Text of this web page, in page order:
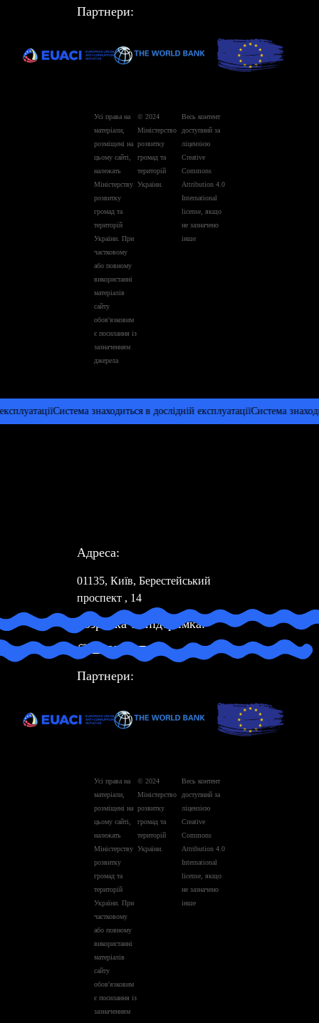
Партнери:
Усі права на
матеріали,
розміщені на
цьому сайті,
належать
Міністерству
розвитку
громад та
територій
України. При
частковому
або повному
використанні
матеріалів
сайту
обов'язковим
є посилання із
зазначенням
джерела
© 2024
Міністерство
розвитку
громад та
територій
України.
Весь контент
доступний за
ліцензією
Creative
Commons
Attribution 4.0
International
license, якщо
не зазначено
інше
Система знаходиться в дослідній експлуатаціїСистема
Адреса:
01135, Київ, Берестейський
проспект , 14
Розробка та підтримка:
Партнери:
Усі права на
матеріали,
розміщені на
цьому сайті,
належать
Міністерству
розвитку
громад та
територій
України. При
частковому
або повному
використанні
матеріалів
сайту
обов'язковим
є посилання із
зазначенням
© 2024
Міністерство
розвитку
громад та
територій
України.
Весь контент
доступний за
ліцензією
Creative
Commons
Attribution 4.0
International
license, якщо
не зазначено
інше